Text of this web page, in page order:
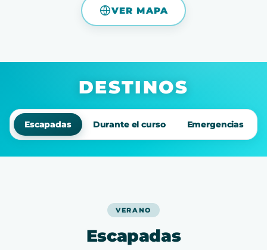
VER MAPA
DESTINOS
Escapadas Durante el curso Emergencias
VERANO
Escapadas